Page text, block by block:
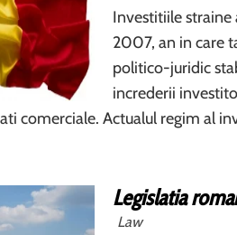
Investitiile straine
2007, an in care
politico-juridic
increderii
comerciale. Actualul regim al
Legislatia
Law